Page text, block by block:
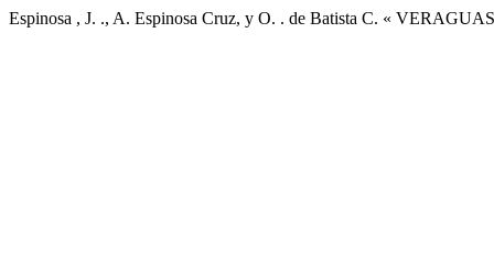
Espinosa , J. ., A. Espinosa Cruz, y O. . de Batista C. «